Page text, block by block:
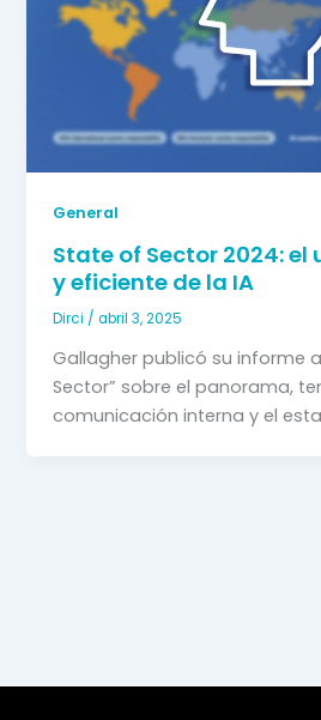
General
State of Sector 2024: el
y eficiente de la IA
Dirci /abril 3, 2025
Gallagher publicó su informe
Sector” sobre el panorama,
comunicación interna y el